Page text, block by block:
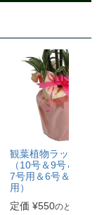
観葉植物ラッピン
（10号＆9号＆8号
7号用＆6号＆5号
用）
定価 ¥550のところ